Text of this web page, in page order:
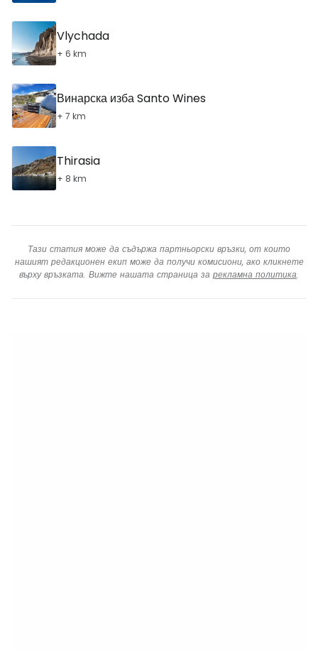
Vlychada
+ 6 km
Винарска изба Santo Wines
+ 7 km
Thirasia
+ 8 km
Тази статия може да съдържа партньорски връзки, от които
нашият редакционен екип може да получи комисиони, ако кликнете
върху връзката. Вижте нашата страница за рекламна политика.